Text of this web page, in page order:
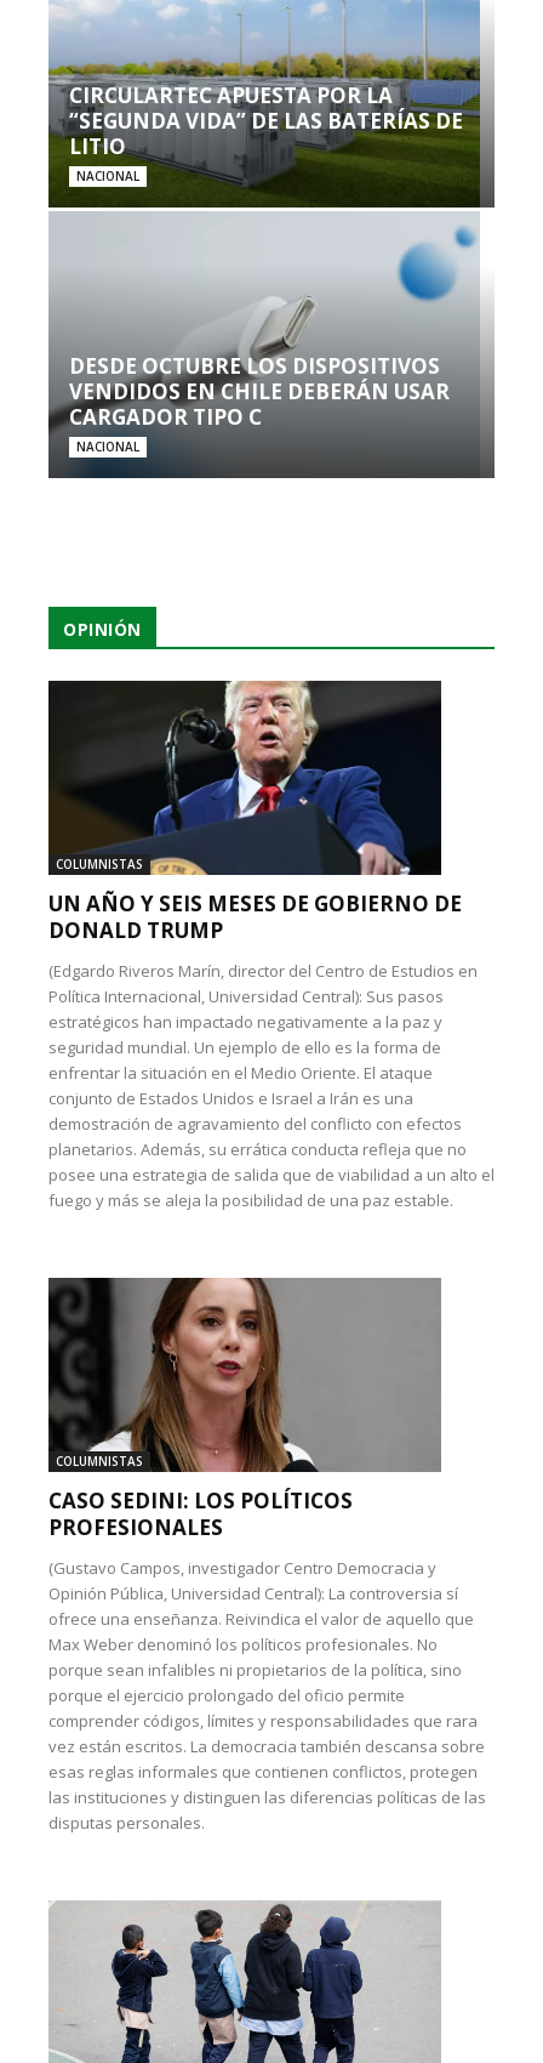
CIRCULARTEC APUESTA POR LA
“SEGUNDA VIDA” DE LAS BATERÍAS DE
LITIO
NACIONAL
DESDE OCTUBRE LOS DISPOSITIVOS
VENDIDOS EN CHILE DEBERÁN USAR
CARGADOR TIPO C
NACIONAL
OPINIÓN
COLUMNISTAS
UN AÑO Y SEIS MESES DE GOBIERNO DE
DONALD TRUMP
(Edgardo Riveros Marín, director del Centro de Estudios en
Política Internacional, Universidad Central): Sus pasos
estratégicos han impactado negativamente a la paz y
seguridad mundial. Un ejemplo de ello es la forma de
enfrentar la situación en el Medio Oriente. El ataque
conjunto de Estados Unidos e Israel a Irán es una
demostración de agravamiento del conflicto con efectos
planetarios. Además, su errática conducta refleja que no
posee una estrategia de salida que de viabilidad a un alto el
fuego y más se aleja la posibilidad de una paz estable.
COLUMNISTAS
CASO SEDINI: LOS POLÍTICOS
PROFESIONALES
(Gustavo Campos, investigador Centro Democracia y
Opinión Pública, Universidad Central): La controversia sí
ofrece una enseñanza. Reivindica el valor de aquello que
Max Weber denominó los políticos profesionales. No
porque sean infalibles ni propietarios de la política, sino
porque el ejercicio prolongado del oficio permite
comprender códigos, límites y responsabilidades que rara
vez están escritos. La democracia también descansa sobre
esas reglas informales que contienen conflictos, protegen
las instituciones y distinguen las diferencias políticas de las
disputas personales.